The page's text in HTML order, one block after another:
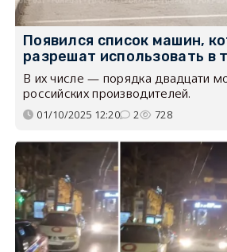
Появился список машин,
разрешат использовать в
В их числе — порядка двадцати
российских производителей.
01/10/2025 12:20 2 728